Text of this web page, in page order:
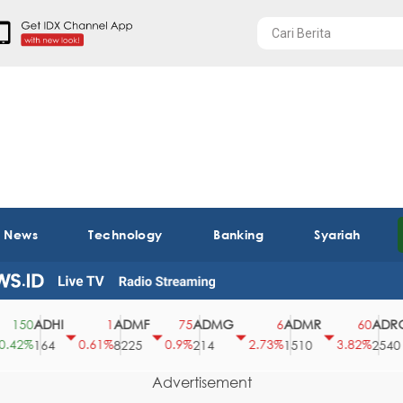
Technology Banking Syariah
ADHI
164
0.61%
ADMF
8225
0.9%
ADMG
214
2.73%
ADMR
1510
3.82%
ADRO
2540
Advertisement